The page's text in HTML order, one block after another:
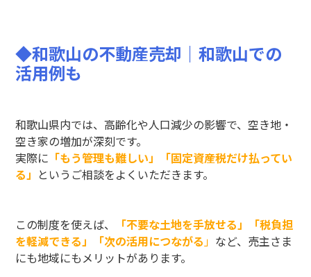
◆和歌山の不動産売却 ｜和歌山での
活用例も
和歌山県内では、高齢化や人口減少の影響で、空き地・
空き家の増加が深刻です。
実際に 「もう管理も難しい」「固定資産税だけ払ってい
る」 というご相談をよくいただきます。
この制度を使えば、
「不要な土地を手放せる」「税負担
を軽減できる」「次の活用につながる」 など、売主さま
にも地域にもメリットがあります。